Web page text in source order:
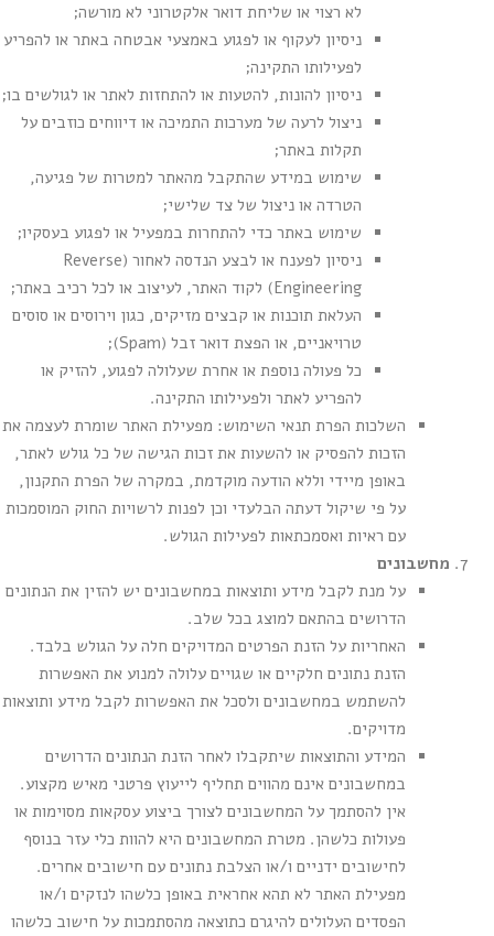
לא רצוי או שליחת דואר אלקטרוני לא מורשה;
ניסיון לעקוף או לפגוע באמצעי אבטחה באתר או להפריע
לפעילותו התקינה;
ניסיון להונות, להטעות או להתחזות לאתר או לגולשים בו;
ניצול לרעה של מערכות התמיכה או דיווחים כוזבים על
תקלות באתר;
שימוש במידע שהתקבל מהאתר למטרות של פגיעה,
הטרדה או ניצול של צד שלישי;
שימוש באתר כדי להתחרות במפעיל או לפגוע בעסקיו;
ניסיון לפענח או לבצע הנדסה לאחור (Reverse
Engineering) לקוד האתר, לעיצוב או לכל רכיב באתר;
העלאת תוכנות או קבצים מזיקים, כגון וירוסים או סוסים
טרויאניים, או הפצת דואר זבל (Spam);
כל פעולה נוספת או אחרת שעלולה לפגוע, להזיק או
להפריע לאתר ולפעילותו התקינה.
השלכות הפרת תנאי השימוש: מפעילת האתר שומרת לעצמה את
הזכות להפסיק או להשעות את זכות הגישה של כל גולש לאתר,
באופן מיידי וללא הודעה מוקדמת, במקרה של הפרת התקנון,
על פי שיקול דעתה הבלעדי וכן לפנות לרשויות החוק המוסמכות
עם ראיות ואסמכתאות לפעילות הגולש.
מחשבונים
על מנת לקבל מידע ותוצאות במחשבונים יש להזין את הנתונים
הדרושים בהתאם למוצג בכל שלב.
האחריות על הזנת הפרטים המדויקים חלה על הגולש בלבד.
הזנת נתונים חלקיים או שגויים עלולה למנוע את האפשרות
להשתמש במחשבונים ולסכל את האפשרות לקבל מידע ותוצאות
מדויקים.
המידע והתוצאות שיתקבלו לאחר הזנת הנתונים הדרושים
במחשבונים אינם מהווים תחליף לייעוץ פרטני מאיש מקצוע.
אין להסתמך על המחשבונים לצורך ביצוע עסקאות מסוימות או
פעולות כלשהן. מטרת המחשבונים היא להוות כלי עזר בנוסף
לחישובים ידניים ו/או הצלבת נתונים עם חישובים אחרים.
מפעילת האתר לא תהא אחראית באופן כלשהו לנזקים ו/או
הפסדים העלולים להיגרם כתוצאה מהסתמכות על חישוב כלשהו